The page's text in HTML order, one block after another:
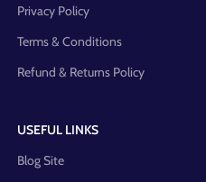
Privacy Policy
Terms & Conditions
Refund & Returns Policy
USEFUL LINKS
Blog Site